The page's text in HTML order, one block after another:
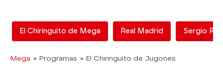
El Chiringuito de Mega Real Madrid Sergio
Mega » Programas » El Chiringuito de Jugones